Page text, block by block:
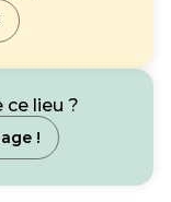
lieu ?
!